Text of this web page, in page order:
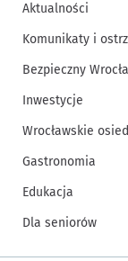
Aktualności
Komunikaty i
Bezpieczny
Inwestycje
Wrocławskie
Gastronomia
Edukacja
Dla seniorów